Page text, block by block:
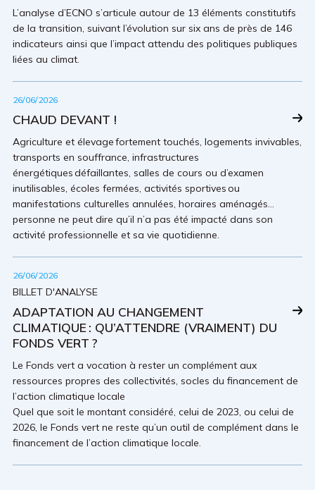
L’analyse d’ECNO s’articule autour de 13 éléments constitutifs
de la transition, suivant l’évolution sur six ans de près de 146
indicateurs ainsi que l’impact attendu des politiques publiques
liées au climat.
26/06/2026
CHAUD DEVANT !
Agriculture et élevage fortement touchés, logements invivables,
transports en souffrance, infrastructures
énergétiques défaillantes, salles de cours ou d’examen
inutilisables, écoles fermées, activités sportives ou
manifestations culturelles annulées, horaires aménagés…
personne ne peut dire qu’il n’a pas été impacté dans son
activité professionnelle et sa vie quotidienne.
26/06/2026
BILLET D'ANALYSE
ADAPTATION AU CHANGEMENT
CLIMATIQUE : QU’ATTENDRE (VRAIMENT) DU
FONDS VERT ?
Le Fonds vert a vocation à rester un complément aux
ressources propres des collectivités, socles du financement de
l’action climatique locale
Quel que soit le montant considéré, celui de 2023, ou celui de
2026, le Fonds vert ne reste qu’un outil de complément dans le
financement de l’action climatique locale.